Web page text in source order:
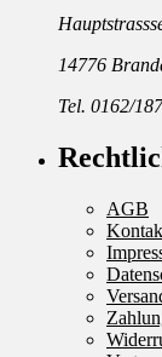
14776
Tel. 0162/
AGB